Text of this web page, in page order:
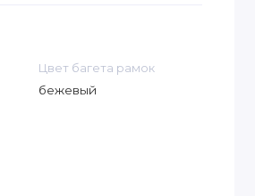
Цвет багета рамок
бежевый